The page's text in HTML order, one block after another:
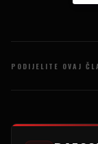
PODIJELITE OVAJ